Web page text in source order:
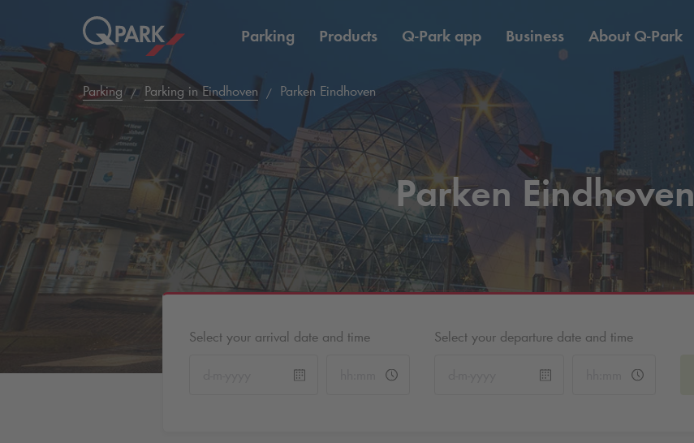
Parking Products Q-Park app Business About Q-Park
Parking Parking in Eindhoven Parken Eindhoven
Parken Eindhoven
Select your arrival date and time Select your departure date and time